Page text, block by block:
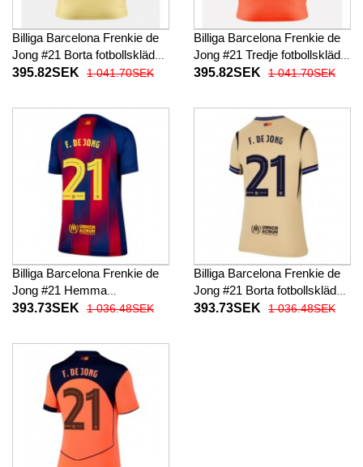
Billiga Barcelona Frenkie de
Jong #21 Borta fotbollskläder
2025-26 Kortärmad
395.82SEK 1 041.70SEK
Billiga Barcelona Frenkie de
Jong #21 Tredje fotbollskläder
2025-26 Kortärmad
395.82SEK 1 041.70SEK
Billiga Barcelona Frenkie de
Jong #21 Hemma
fotbollskläder Dam 2025-26
393.73SEK 1 036.48SEK
Billiga Barcelona Frenkie de
Jong #21 Borta fotbollskläder
Dam 2025-26 Kortärmad
393.73SEK 1 036.48SEK